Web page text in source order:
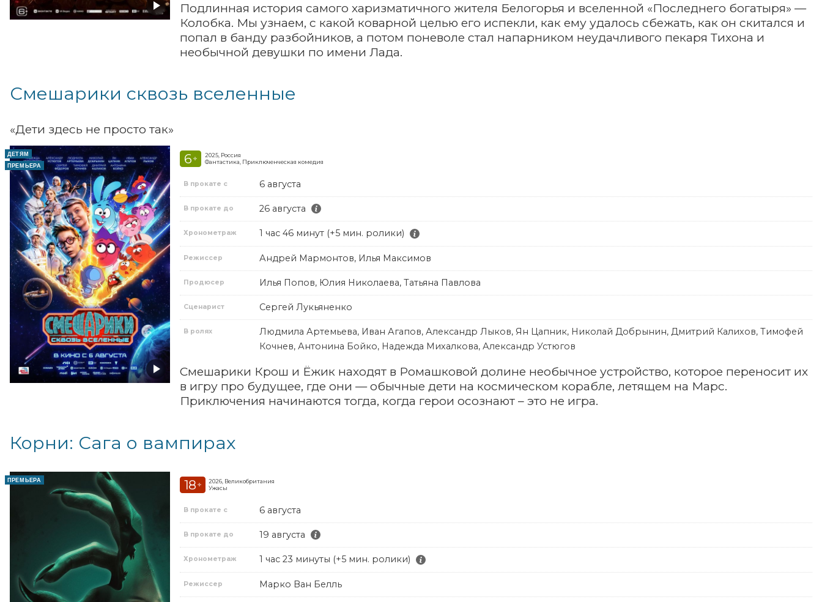
Подлинная история самого харизматичного жителя Белогорья и вселенной «Последнего богатыря» —
Колобка. Мы узнаем, с какой коварной целью его испекли, как ему удалось сбежать, как он скитался и
попал в банду разбойников, а потом поневоле стал напарником неудачливого пекаря Тихона и
необычной девушки по имени Лада.
Смешарики сквозь вселенные
«Дети здесь не просто так»
ДЕТЯМ
ПРЕМЬЕРА
6 +
2025, Россия
Фантастика, Приключенческая комедия
В прокате с 6 августа
В прокате до 26 августа
Хронометраж 1 час 46 минут (+5 мин. ролики)
Режиссер Андрей Мармонтов, Илья Максимов
Продюсер Илья Попов, Юлия Николаева, Татьяна Павлова
Сценарист Сергей Лукьяненко
В ролях
Людмила Артемьева, Иван Агапов, Александр Лыков, Ян Цапник, Николай Добрынин, Дмитрий Калихов, Тимофей
Кочнев, Антонина Бойко, Надежда Михалкова, Александр Устюгов
Смешарики Крош и Ёжик находят в Ромашковой долине необычное устройство, которое переносит их
в игру про будущее, где они — обычные дети на космическом корабле, летящем на Марс.
Приключения начинаются тогда, когда герои осознают – это не игра.
Корни: Сага о вампирах
ПРЕМЬЕРА 18 +
2026, Великобритания
Ужасы
В прокате с 6 августа
В прокате до 19 августа
Хронометраж 1 час 23 минуты (+5 мин. ролики)
Режиссер Марко Ван Белль